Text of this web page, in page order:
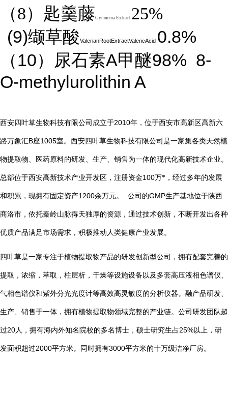
（8）匙羹藤Gymnema Extract 25%
(9)缬草酸ValerianRootExtractValericAcid 0.8%
（10）尿石素A甲醚98% 8-
O-methylurolithin A
西安四叶草生物科技有限公司成立于2010年，位于西安市高新区高新六
路万象汇B座1005室。西安四叶草生物科技有限公司是一家集各类天然植
物提取物、医药原料的研发、生产、销售为一体的现代化高新技术企业。
总部位于西安高新技术产业开发区，注册资金100万*，经过多年的发展
和积累，现拥有固定资产1200余万元。 公司的GMP生产基地位于陕西
商洛市，依托秦岭山脉得天独厚的资源，通过技术创新，不断开发出各种
优质产品满足市场需求，积极推动人类健康产业发展。
四叶草是一家专注于植物提取物产品的研发创新型公司，拥有配套完善的
提取，浓缩，萃取，柱层析，干燥等设施设备以及多套高压液相色谱仪、
气相色谱仪和紫外分光光度计等高效高灵敏度的分析仪器。融产品研发、
生产、销售于一体，拥有植物提取物领域完整的产业链。公司研发团队超
过20人，拥有海内外知名院校的多名博士，硕士研究生占25%以上，研
发面积超过2000平方米。同时拥有3000平方米的十万级洁净厂房。